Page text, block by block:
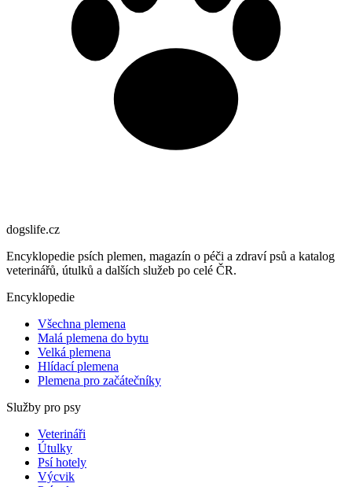
dogslife.cz
Encyklopedie psích plemen, magazín o péči a zdraví psů a katalog
veterinářů, útulků a dalších služeb po celé ČR.
Encyklopedie
Všechna plemena
Malá plemena do bytu
Velká plemena
Hlídací plemena
Plemena pro začátečníky
Služby pro psy
Veterináři
Útulky
Psí hotely
Výcvik